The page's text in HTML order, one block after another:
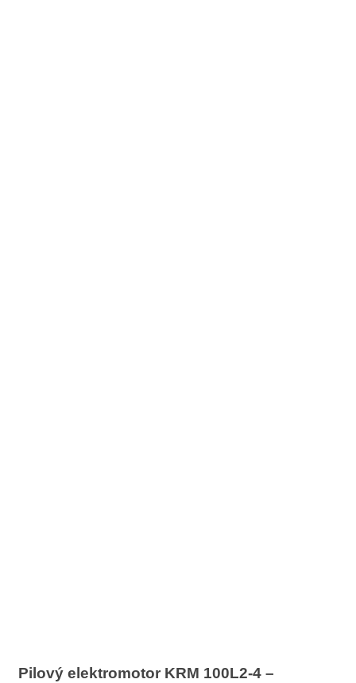
Pilový elektromotor KRM 100L2-4 –